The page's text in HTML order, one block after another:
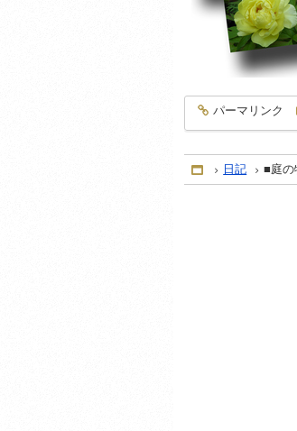
entry282
パーマリンク
Home
日記 ■庭の